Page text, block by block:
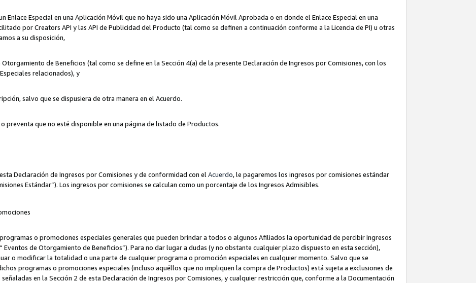
Enlace Especial en una Aplicación Móvil que no haya sido una Aplicación Móvil Aprobada o en donde el Enlace Especial en una
por Creators API y las API de Publicidad del Producto (tal como se definen a continuación conforme a la Licencia de PI) u otras
a su disposición,
de Beneficios (tal como se define en la Sección 4(a) de la presente Declaración de Ingresos por Comisiones, con los
relacionados), y
salvo que se dispusiera de otra manera en el Acuerdo.
preventa que no esté disponible en una página de listado de Productos.
Declaración de Ingresos por Comisiones y de conformidad con el Acuerdo, le pagaremos los ingresos por comisiones estándar
Estándar”). Los ingresos por comisiones se calculan como un porcentaje de los Ingresos Admisibles.
o promociones especiales generales que pueden brindar a todos o algunos Afiliados la oportunidad de percibir Ingresos
de Otorgamiento de Beneficios”). Para no dar lugar a dudas (y no obstante cualquier plazo dispuesto en esta sección),
o modificar la totalidad o una parte de cualquier programa o promoción especiales en cualquier momento. Salvo que se
programas o promociones especiales (incluso aquéllos que no impliquen la compra de Productos) está sujeta a exclusiones de
en la Sección 2 de esta Declaración de Ingresos por Comisiones, y cualquier restricción que, conforme a la Documentación